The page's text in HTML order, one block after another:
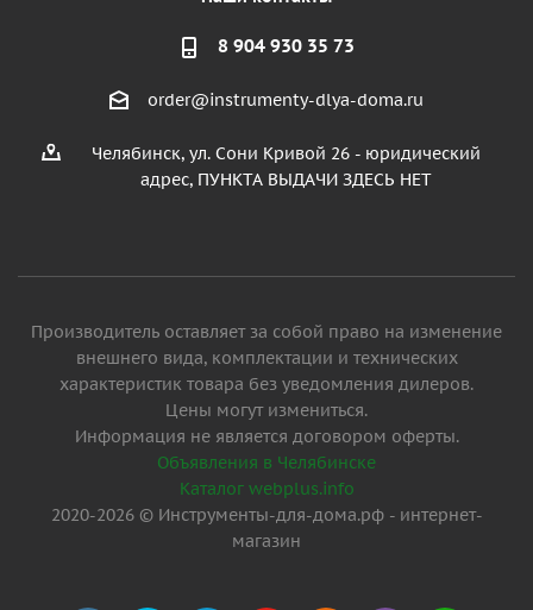
8 904 930 35 73
order@instrumenty-dlya-doma.ru
Челябинск, ул. Сони Кривой 26 - юридический
адрес, ПУНКТА ВЫДАЧИ ЗДЕСЬ НЕТ
Производитель оставляет за собой право на изменение
внешнего вида, комплектации и технических
характеристик товара без уведомления дилеров.
Цены могут измениться.
Информация не является договором оферты.
Объявления в Челябинске
Каталог webplus.info
2020-2026 © Инструменты-для-дома.рф - интернет-
магазин